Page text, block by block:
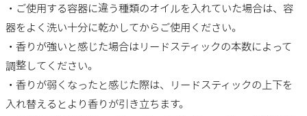
・ご使用する容器に違う種類のオイルを入れていた場合は、容
器をよく洗い十分に乾かしてからご使用ください。
・香りが強いと感じた場合はリードスティックの本数によって
調整してください。
・香りが弱くなったと感じた際は、リードスティックの上下を
入れ替えるとより香りが引き立ちます。